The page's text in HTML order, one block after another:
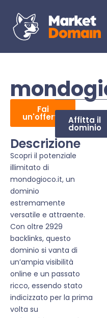
Fai
un'offerta Affitta il
dominio
Descrizione
Scopri il potenziale
illimitato di
mondogioco.it, un
dominio
estremamente
versatile e attraente.
Con oltre 2929
backlinks, questo
dominio si vanta di
un’ampia visibilità
online e un passato
ricco, essendo stato
indicizzato per la prima
volta su